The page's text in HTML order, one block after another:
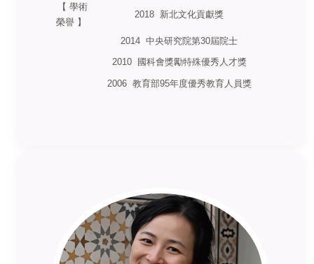
【 學術
榮譽 】
2018 新北文化貢獻獎
2014 中央研究院第30屆院士
2010 國科會獎勵特殊優秀人才獎
2006 教育部95年度優秀教育人員獎